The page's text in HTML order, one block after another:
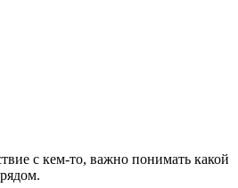
с кем-то, важно понимать какой